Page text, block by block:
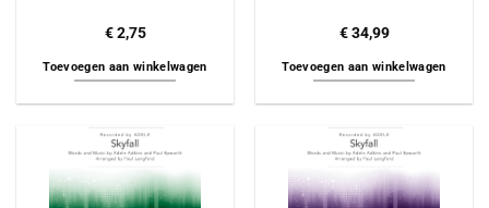
€2,75
Toevoegen aan winkelwagen
€34,99
Toevoegen aan winkelwagen